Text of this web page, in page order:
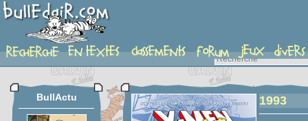
detail-etoiles
BullActu 1993